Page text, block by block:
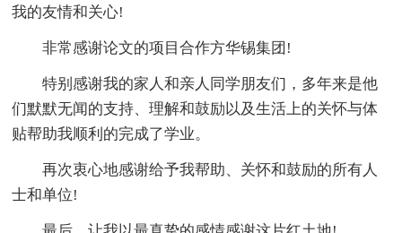
我的友情和关心!
非常感谢论文的项目合作方华锡集团!
特别感谢我的家人和亲人同学朋友们，多年来是他
们默默无闻的支持、理解和鼓励以及生活上的关怀与体
贴帮助我顺利的完成了学业。
再次衷心地感谢给予我帮助、关怀和鼓励的所有人
士和单位!